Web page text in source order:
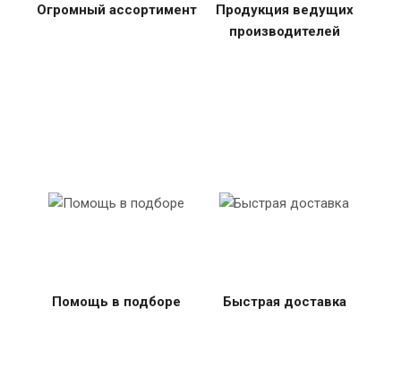
Огромный ассортимент
Продукция ведущих
производителей
Помощь в подборе Быстрая доставка